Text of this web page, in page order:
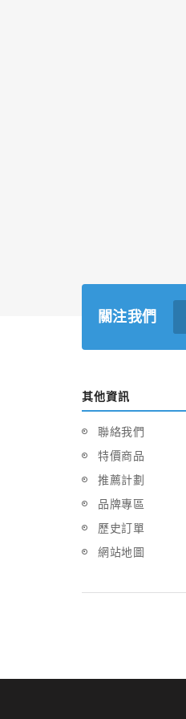
關注我們
其他資訊
聯絡我們
特價商品
推薦計劃
品牌專區
歷史訂單
網站地圖